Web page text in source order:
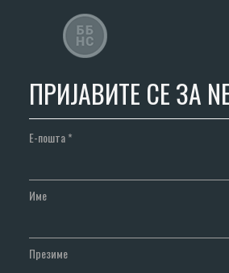
ПРИЈАВИТЕ СЕ ЗА
Е-пошта*
Име
Презиме